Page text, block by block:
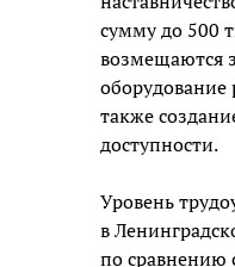
сумму до 500
возмещаются
оборудование
также
доступности.
Уровень
в
по сравнению